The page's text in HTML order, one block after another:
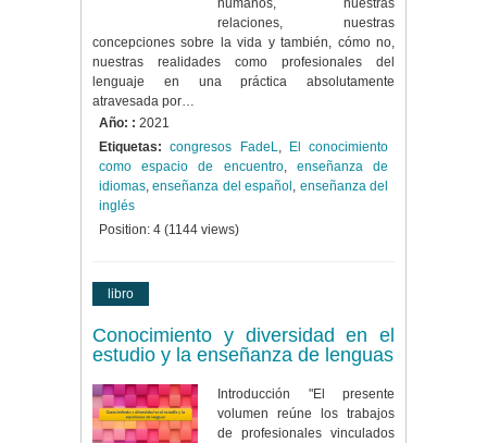
humanos, nuestras
relaciones, nuestras
concepciones sobre la vida y también, cómo no,
nuestras realidades como profesionales del
lenguaje en una práctica absolutamente
atravesada por…
Año: : 2021
Etiquetas: congresos FadeL,
El conocimiento
como espacio de encuentro, enseñanza de
idiomas,enseñanza del español , enseñanza del
inglés
Position: 4 (1144 views)
libro
Conocimiento y diversidad en el
estudio y la enseñanza de lenguas
Introducción "El presente
volumen reúne los trabajos
de profesionales vinculados